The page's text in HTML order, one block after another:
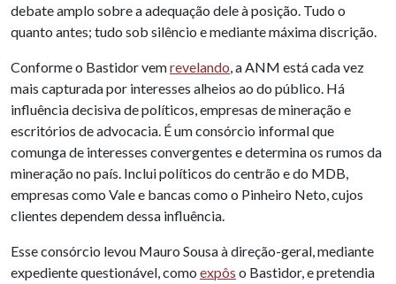
debate amplo sobre a adequação dele à posição. Tudo o
quanto antes; tudo sob silêncio e mediante máxima discrição.
Conforme o Bastidor vemrevelando, a ANM está cada vez
mais capturada por interesses alheios ao do público. Há
influência decisiva de políticos, empresas de mineração e
escritórios de advocacia. É um consórcio informal que
comunga de interesses convergentes e determina os rumos da
mineração no país. Inclui políticos do centrão e do MDB,
empresas como Vale e bancas como o Pinheiro Neto, cujos
clientes dependem dessa influência.
Esse consórcio levou Mauro Sousa à direção-geral, mediante
expediente questionável, como expôs o Bastidor, e pretendia